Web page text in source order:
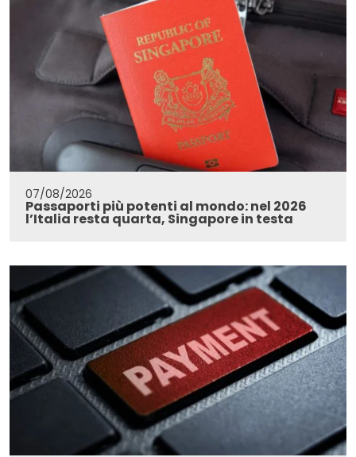
07/08/2026
Passaporti più potenti al mondo: nel 2026
l’Italia resta quarta, Singapore in testa